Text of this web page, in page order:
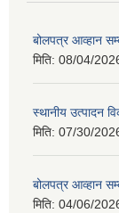
बोलपत्र आव्हान
मिति: 08/04/
स्थानीय उत्पादन
मिति: 07/30/
बोलपत्र आव्हान
मिति: 04/06/